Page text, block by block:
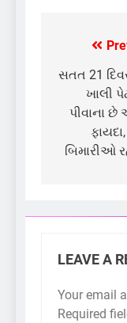
Post
સતત 21
ખાલી
પીવાના
બિમારીઓ
LEAVE A
Your email
Required